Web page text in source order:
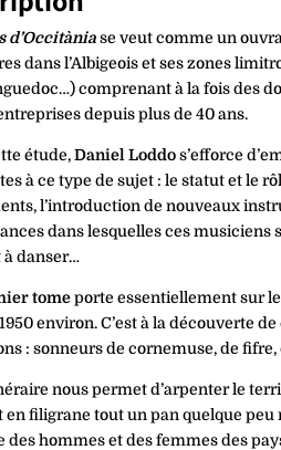
d’Occitàniase veut comme un
dans l’Albigeois et ses zones
comprenant à la fois des
depuis plus de 40 ans.
étude,Daniel Loddos’efforce
à ce type de sujet : le statut et le
l’introduction de nouveaux
dans lesquelles ces musiciens
à danser…
tomeporte essentiellement sur
environ. C’est à la découverte
: sonneurs de cornemuse, de
nous permet d’arpenter le
en filigrane tout un pan quelque
des hommes et des femmes des